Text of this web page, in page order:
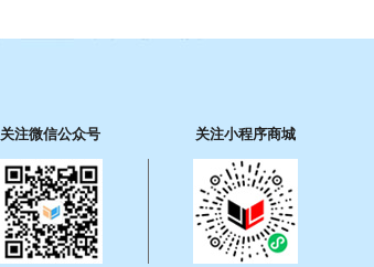
关注微信公众号 关注小程序商城